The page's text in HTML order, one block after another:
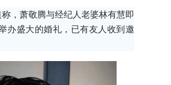
，萧敬腾与经纪人老婆林有慧即
办盛大的婚礼，已有友人收到邀